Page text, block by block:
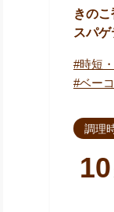
きの
スパゲ
時短
ベー
調理
10